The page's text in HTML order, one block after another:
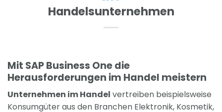
Handelsunternehmen
Mit SAP Business One die
Herausforderungen im Handel meistern
Unternehmen im Handel vertreiben beispielsweise
Konsumgüter aus den Branchen Elektronik, Kosmetik,